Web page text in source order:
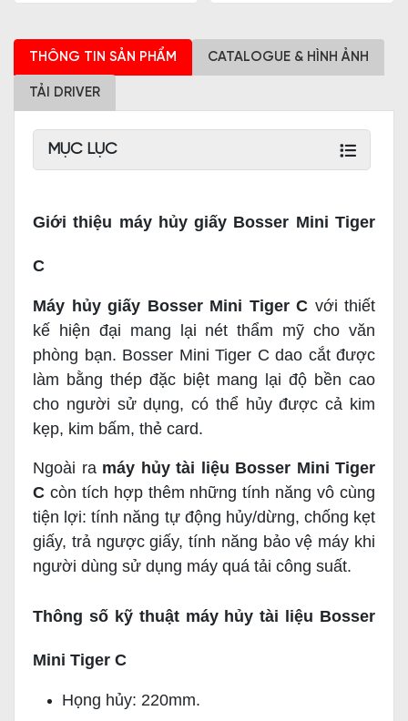
THÔNG TIN SẢN PHẨM CATALOGUE & HÌNH ẢNH
TẢI DRIVER
MỤC LỤC
Giới thiệu máy hủy giấy Bosser Mini Tiger
C
Máy hủy giấy Bosser Mini Tiger C với thiết
kế hiện đại mang lại nét thẩm mỹ cho văn
phòng bạn. Bosser Mini Tiger C dao cắt được
làm bằng thép đặc biệt mang lại độ bền cao
cho người sử dụng, có thể hủy được cả kim
kẹp, kim bấm, thẻ card.
Ngoài ra máy hủy tài liệu Bosser Mini Tiger
C còn tích hợp thêm những tính năng vô cùng
tiện lợi: tính năng tự động hủy/dừng, chống kẹt
giấy, trả ngược giấy, tính năng bảo vệ máy khi
người dùng sử dụng máy quá tải công suất.
Thông số kỹ thuật máy hủy tài liệu Bosser
Mini Tiger C
Họng hủy: 220mm.